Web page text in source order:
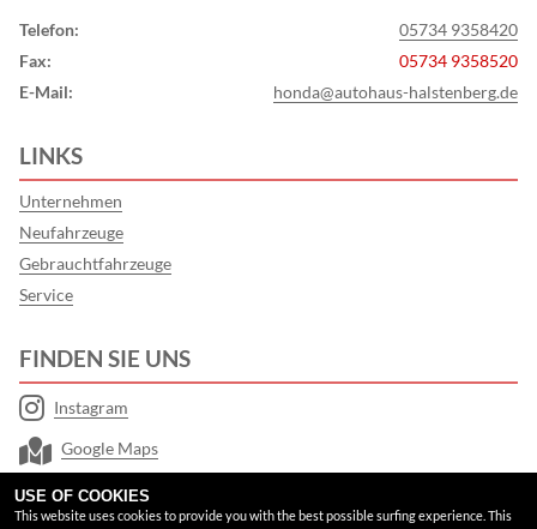
Telefon:
05734 9358420
Fax:
05734 9358520
E-Mail:
honda@autohaus-halstenberg.de
LINKS
Unternehmen
Neufahrzeuge
Gebrauchtfahrzeuge
Service
FINDEN SIE UNS
Instagram
Google Maps
RECHTLICHES
USE OF COOKIES
This website uses cookies to provide you with the best possible surfing experience. This